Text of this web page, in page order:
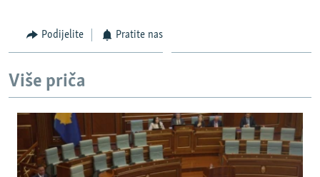
Podijelite Pratite nas
Više priča